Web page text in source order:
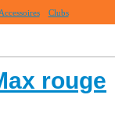
Accessoires Clubs
rouge